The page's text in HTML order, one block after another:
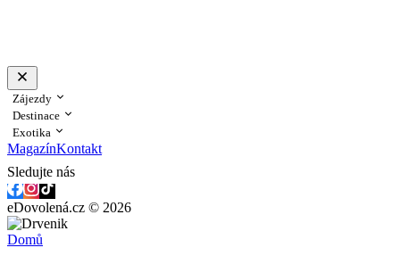
Zájezdy
Destinace
Exotika
MagazínKontakt
Sledujte nás
eDovolená.cz © 2026
Domů